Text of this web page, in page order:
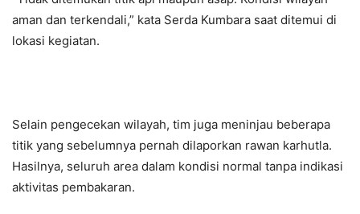
aman dan terkendali,” kata Serda Kumbara saat ditemui di
lokasi kegiatan.
Selain pengecekan wilayah, tim juga meninjau beberapa
titik yang sebelumnya pernah dilaporkan rawan karhutla.
Hasilnya, seluruh area dalam kondisi normal tanpa indikasi
aktivitas pembakaran.